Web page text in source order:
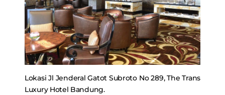
Lokasi Jl Jenderal Gatot Subroto No 289, The Trans
Luxury Hotel Bandung.